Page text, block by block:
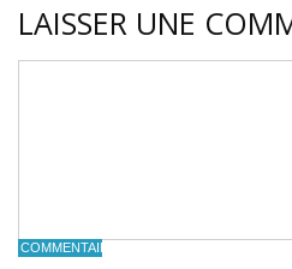
LAISSER UNE
COMMENTAIRE